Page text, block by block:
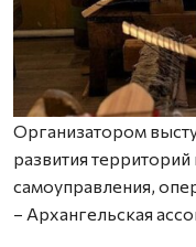
Организатором
развития
самоуправления,
– Архангельская